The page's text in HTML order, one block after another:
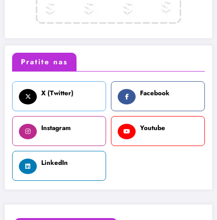
Pratite nas
X (Twitter) Facebook
Instagram Youtube
LinkedIn